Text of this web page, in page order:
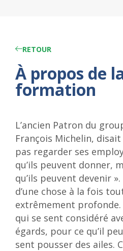
RETOUR
À propos de
formation
L’ancien Patron du
François Michelin,
pas regarder ses
qu’ils peuvent donner,
qu’ils peuvent devenir ».
d’une chose à la fois
extrêmement profonde.
qui se sent considéré
égards, pour ce qu’il
sent pousser des ailes.